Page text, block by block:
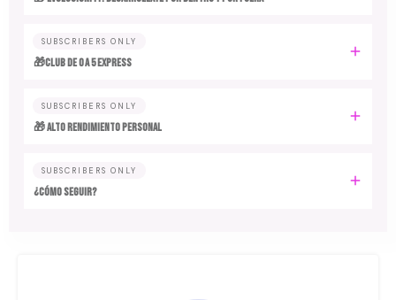
SUBSCRIBERS ONLY
🎁Club de 0 a 5 EXPRESS
SUBSCRIBERS ONLY
🎁 ALTO RENDIMIENTO PERSONAL
SUBSCRIBERS ONLY
¿CÓMO SEGUIR?